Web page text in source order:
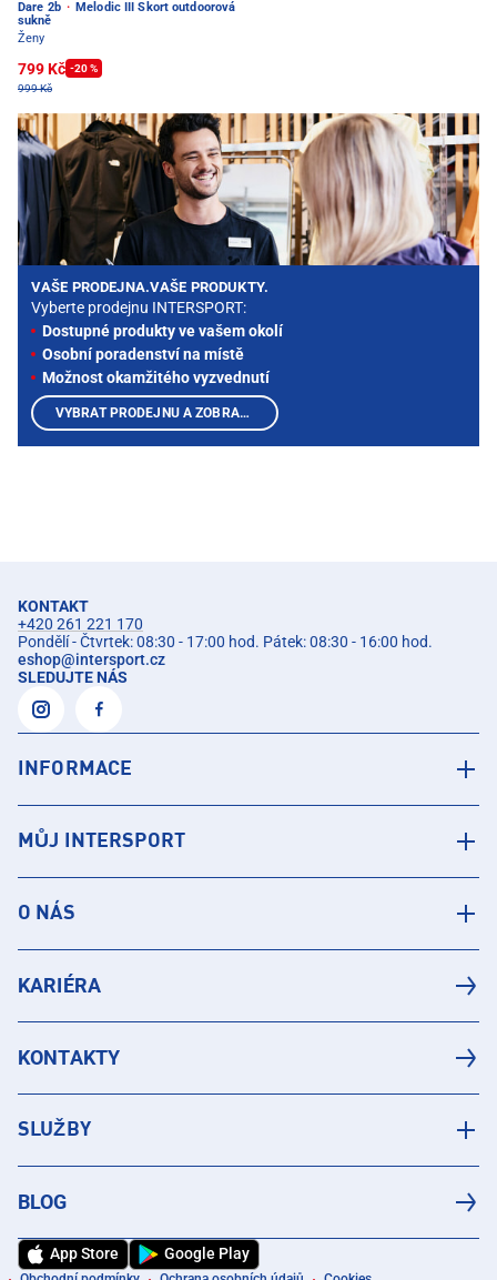
Dare 2b · Melodic III Skort outdoorová
sukně
Ženy
799 Kč -20 %
999 Kč
VAŠE PRODEJNA.VAŠE PRODUKTY.
Vyberte prodejnu INTERSPORT:
Dostupné produkty ve vašem okolí
Osobní poradenství na místě
Možnost okamžitého vyzvednutí
VYBRAT PRODEJNU A ZOBRAZIT PRODUKTY
KONTAKT
+420 261 221 170
Pondělí - Čtvrtek: 08:30 - 17:00 hod. Pátek: 08:30 - 16:00 hod.
eshop@intersport.cz
SLEDUJTE NÁS
INFORMACE
MŮJ INTERSPORT
O NÁS
KARIÉRA
KONTAKTY
SLUŽBY
BLOG
App Store Google Play